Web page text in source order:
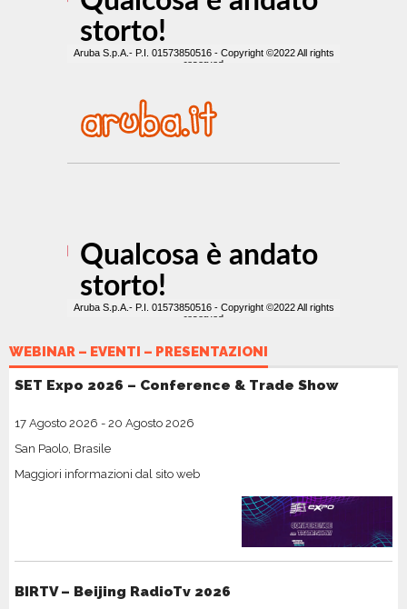
WEBINAR – EVENTI – PRESENTAZIONI
SET Expo 2026 – Conference & Trade Show
17 Agosto 2026 - 20 Agosto 2026
San Paolo, Brasile
Maggiori informazioni dal sito web
BIRTV – Beijing RadioTv 2026